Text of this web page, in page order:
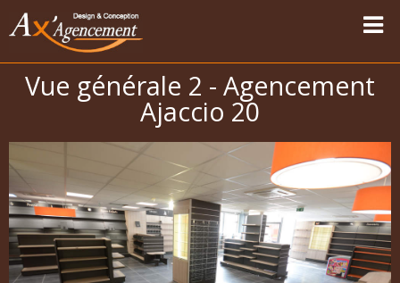
Accueil
Magasins Sport-Vêtements
Les univers
Carte des modernisations
Vue générale 2 - Agencement
Ajaccio 20